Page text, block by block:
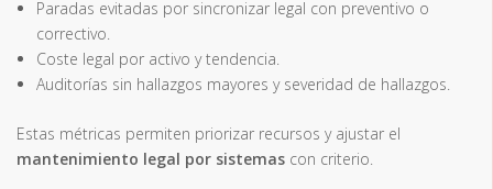
Paradas evitadas por sincronizar legal con preventivo o
correctivo.
Coste legal por activo y tendencia.
Auditorías sin hallazgos mayores y severidad de hallazgos.
Estas métricas permiten priorizar recursos y ajustar el
mantenimiento legal por sistemas con criterio.